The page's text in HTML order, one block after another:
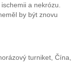
a nekrózu.
by být znovu
turniket, Čína,